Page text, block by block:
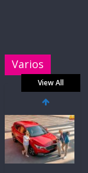
Varios
View All